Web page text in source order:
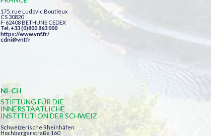
175, rue Ludovic Boutleux
CS 30820
F-62408 BETHUNE CEDEX
Tel. +33 (0)800 863 000
https://www.vnf.fr/
cdni@vnf.fr
NI-CH
STIFTUNG FÜR DIE
INNERSTAATLICHE
INSTITUTION DER SCHWEIZ
Schweizerische Rheinhäfen
Hochbergerstraße 160